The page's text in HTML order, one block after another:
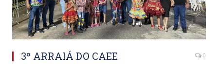
3º ARRAIÁ DO CAEE 0